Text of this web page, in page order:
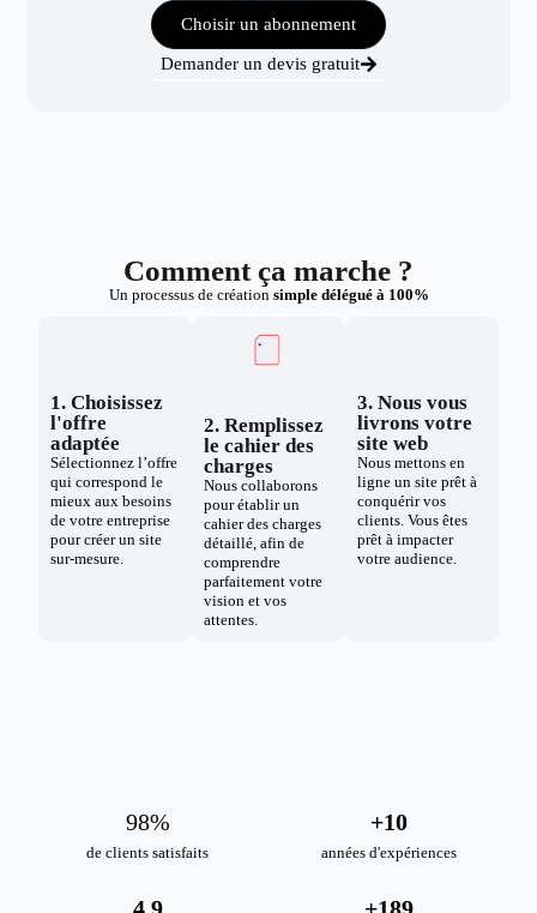
Choisir un abonnement
Demander un devis gratuit
Comment ça marche ?
Un processus de création simple délégué à 100%
1. Choisissez
l'offre
adaptée
Sélectionnez l’offre
qui correspond le
mieux aux besoins
de votre entreprise
pour créer un site
sur-mesure.
2. Remplissez
le cahier des
charges
Nous collaborons
pour établir un
cahier des charges
détaillé, afin de
comprendre
parfaitement votre
vision et vos
attentes.
3. Nous vous
livrons votre
site web
Nous mettons en
ligne un site prêt à
conquérir vos
clients. Vous êtes
prêt à impacter
votre audience.
de clients satisfaits
98%
années d'expériences
+10